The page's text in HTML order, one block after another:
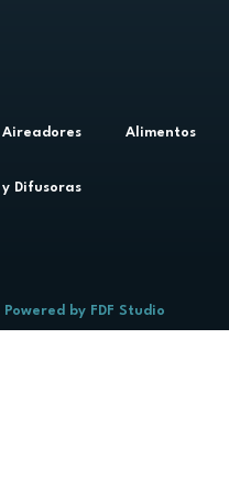
Aireadores
y Difusoras
Alimentos
by FDF Studio